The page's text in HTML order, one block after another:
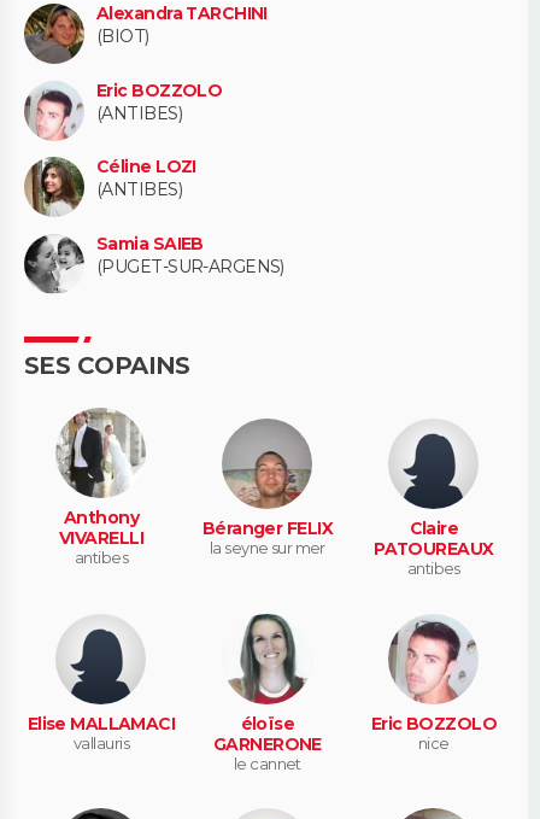
Alexandra TARCHINI
(BIOT)
Eric BOZZOLO
(ANTIBES)
Céline LOZI
(ANTIBES)
Samia SAIEB
(PUGET-SUR-ARGENS)
SES COPAINS
Anthony
VIVARELLI
antibes
Béranger FELIX
la seyne sur mer
Claire
PATOUREAUX
antibes
Elise MALLAMACI
vallauris
éloïse
GARNERONE
le cannet
Eric BOZZOLO
nice